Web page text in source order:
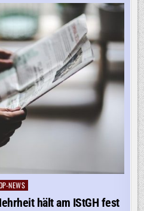
NEWS
hält am IStGH fest